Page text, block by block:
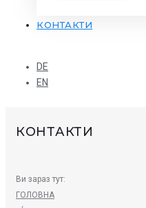
КОНТАКТИ
DE
EN
КОНТАКТИ
Ви зараз тут:
ГОЛОВНА